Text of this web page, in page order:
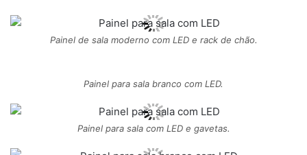
Painel de sala moderno com LED e rack de chão.
Painel para sala branco com LED.
Painel para sala com LED e gavetas.